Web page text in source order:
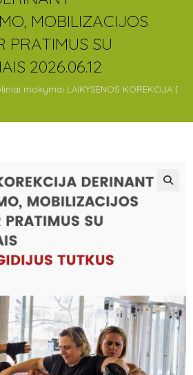
MOBILIZACIJOS
PRATIMUS SU
2026.06.12
mokymai LAIKYSENOS KOREKCIJA